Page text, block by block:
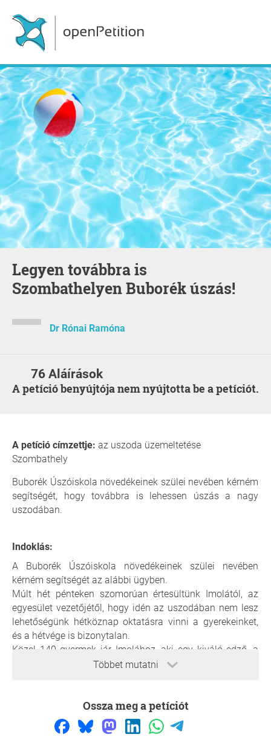
Legyen továbbra is
Szombathelyen Buborék úszás!
Dr Rónai Ramóna
76 Aláírások
A petíció benyújtója nem nyújtotta be a petíciót.
Többet mutatni
A petíció címzettje: az uszoda üzemeltetése
Szombathely
Buborék Úszóiskola növedékeinek szülei nevében kérném
segítségét, hogy továbbra is lehessen úszás a nagy
uszodában.
Indoklás:
A Buborék Úszóiskola növedékeinek szülei nevében
kérném segítségét az alábbi ügyben.
Múlt hét pénteken szomorúan értesültünk Imolától, az
egyesület vezetőjétől, hogy idén az uszodában nem lesz
lehetőségünk hétköznap oktatásra vinni a gyerekeinket,
és a hétvége is bizonytalan.
Közel 140 gyermek jár Imolához, aki egy kiváló edző, a
gyerekek nagyon szeretik, ezért nem is szeretnénk őket
Tisztességtelennek és jogtalannak tartjuk, hogy más
egyesületek kizárólag saját érdekeiktől vezérelve
ellehetetlenítenek egy remek szakembert, valamint
Ossza meg a petíciót